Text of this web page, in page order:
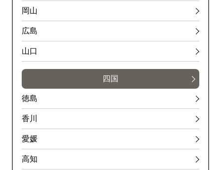
岡山
広島
山口
四国
徳島
香川
愛媛
高知